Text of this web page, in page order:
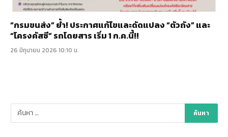
“กรมขนส่ง” ย้ำ! ประกาศแก้ไขและดัดแปลง “ตัวถัง” และ
“โครงคัสซี” รถโดยสาร เริ่ม 1 ก.ค.นี้!!
26 มิถุนายน 2026 10:10 น.